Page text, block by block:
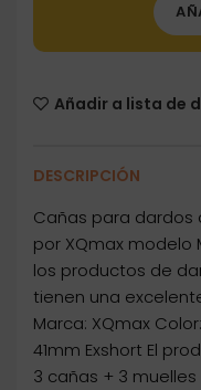
Añadir a lista de
DESCRIPCIÓN
Cañas para
por XQmax modelo
los productos de
tienen una
Marca: XQmax
41mm Exshort El
3 cañas + 3 muelles